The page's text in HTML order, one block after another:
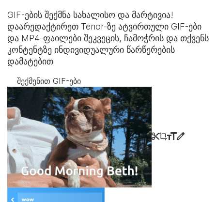
GIF-ების შექმნა სახალისო და მარტივია!
დაარედაქტირეთ Tenor-ზე ატვირთული GIF-ები
და MP4-ფაილები შეკვეცის, ჩამოჭრის და თქვენს
კონტენტზე ინდივიდუალური წარწერების
დამატებით
შექმენით GIF-ები